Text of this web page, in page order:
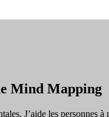
Mind Mapping
J’aide les personnes à